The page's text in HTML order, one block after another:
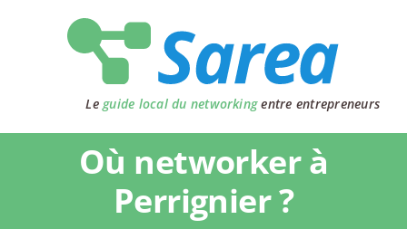
Le guide local du networkingentre entrepreneurs
Où networker à
Perrignier ?